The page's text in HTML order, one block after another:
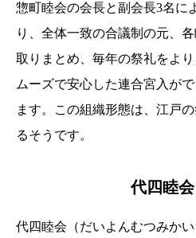
惣町睦会の会長と副会長3名に
り、全体一致の合議制の元、
取りまとめ、毎年の祭礼をよ
ムーズで安心した連合宮入が
ます。この組織形態は、江戸
るそうです。
代四睦
代四睦会（だいよんむつみか